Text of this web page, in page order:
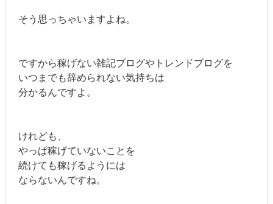
そう思っちゃいますよね。
ですから稼げない雑記ブログやトレンドブログを
いつまでも辞められない気持ちは
分かるんですよ。
けれども、
やっぱ稼げていないことを
続けても稼げるようには
ならないんですね。